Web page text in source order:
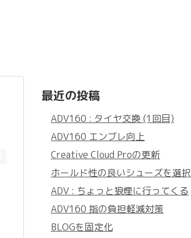
最近の投稿
ADV160 : タイヤ交換 (1回目)
ADV160 エンブレ向上
Creative Cloud Proの更新
ホールド性の良いシューズを選択
ADV : ちょっと狼煙に行ってくる
ADV160 指の負担軽減対策
BLOGを固定化